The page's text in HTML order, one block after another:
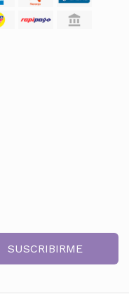
SUSCRIBIRME